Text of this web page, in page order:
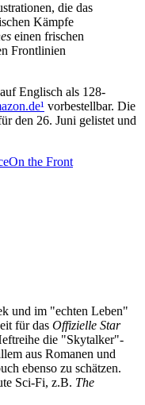
die das
Kämpfe
einen frischen
Frontlinien
Englisch als 128-
¹ vorbestellbar. Die
den 26. Juni gelistet und
On the Front
und im "echten Leben"
für das Offizielle Star
die "Skytalker"-
aus Romanen und
ebenso zu schätzen.
Sci-Fi, z.B. The